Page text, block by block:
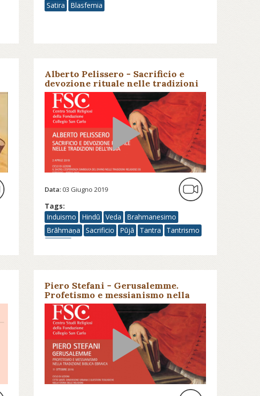
Satira
Blasfemia
Alberto Pelissero - Sacrificio e
devozione rituale nelle tradizioni
dell’India - Fondazione Collegio
San Carlo
Data:03 Giugno 2019
Tags:
Induismo
Hindū Veda
Brahmanesimo
Brāhmaṇa
Sacrificio Pūjā Tantra
Tantrismo
Piero Stefani - Gerusalemme.
Profetismo e messianismo nella
tradizione biblica ebraica -
Fondazione Collegio San Carlo